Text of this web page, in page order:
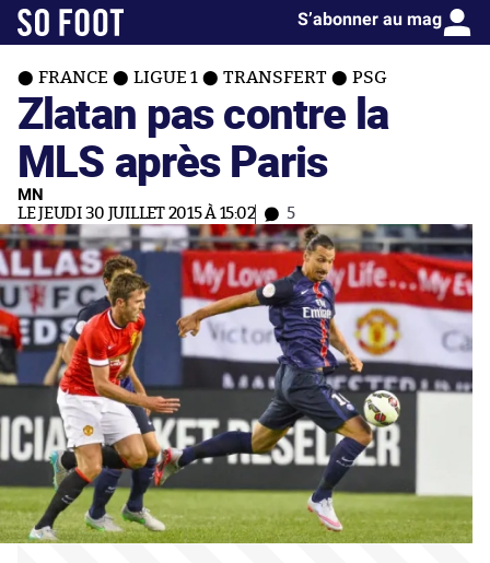
S’abonner au mag
FRANCE LIGUE 1 TRANSFERT PSG
Zlatan pas contre la
MLS après Paris
MN
LE JEUDI 30 JUILLET 2015 À 15:02 5